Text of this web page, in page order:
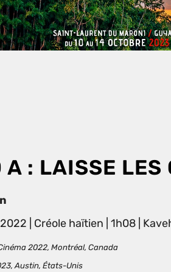
A : LAISSE LES
| Créole haïtien | 1h08 |
2022, Montréal, Canada
Austin, États-Unis